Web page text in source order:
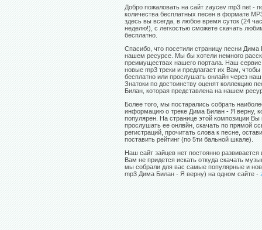
Добро пожаловать на сайт zaycev mp3 net -
количества бесплатных песен в формате
здесь вы всегда, в любое время суток (24
неделю!), с легкостью сможете скачать
бесплатно.
Спасибо, что посетили страницу песни
нашем ресурсе. Мы бы хотели немного
преимуществах нашего портала. Наш
новые mp3 треки и предлагает их Вам,
бесплатно или прослушать онлайн через
Знатоки по достоинству оценят коллекцию
Билан, которая представлена на нашем
Более того, мы постарались собрать
информацию о треке Дима Билан - Я верну,
популярен. На странице этой композиции
прослушать ее онлвйн, скачать по прямой
регистраций, прочитать слова к песне,
поставить рейтинг (по 5ти бальной шкале).
Наш сайт зайцев нет постоянно
Вам не придется искать откуда скачать
мы собрали для вас самые популярные и
mp3 Дима Билан - Я верну) на одном сайте -